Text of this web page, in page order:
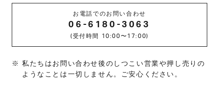
お電話でのお問い合わせ
06-6180-3063
(受付時間 10:00〜17:00)
私たちはお問い合わせ後のしつこい営業や押し売りの
ようなことは一切しません。ご安心ください。